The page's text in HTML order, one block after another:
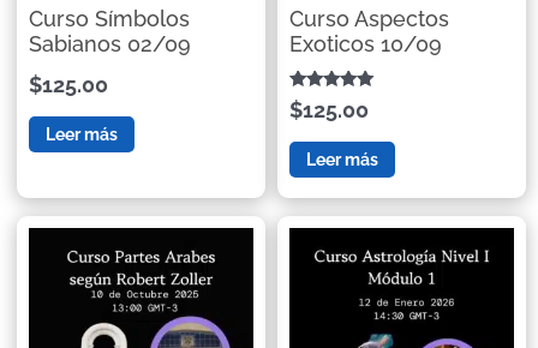
Curso Símbolos
Sabianos 02/09
$125.00
Leer más
Curso Aspectos
Exoticos 10/09
Valorado con
5.00
$125.00
Leer más